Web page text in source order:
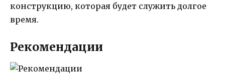
конструкцию, которая будет служить долгое
время.
Рекомендации